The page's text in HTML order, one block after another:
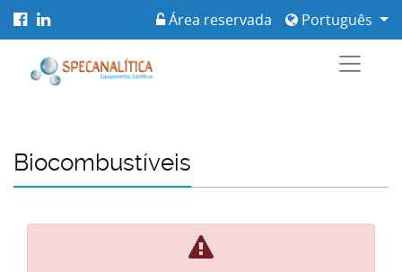
Português
Área reservada
Biocombustíveis